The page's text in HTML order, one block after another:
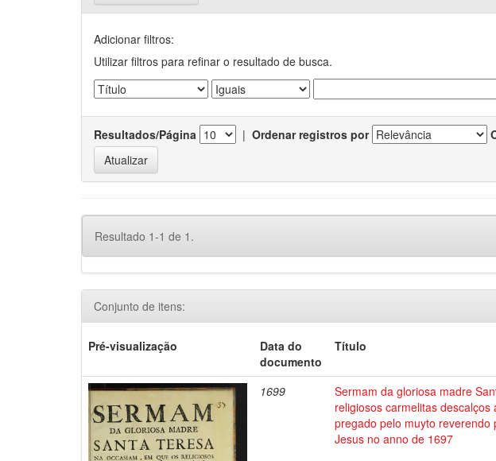
Adicionar filtros:
Utilizar filtros para refinar o resultado de busca.
Resultados/Página | Ordenar registros por
Resultado 1-1 de 1.
Conjunto de itens:
Pré-visualização
Data do
documento
Título
1699
Sermam da gloriosa madre
religiosos carmelitas
pregado pelo muyto
Jesus no anno de 1697